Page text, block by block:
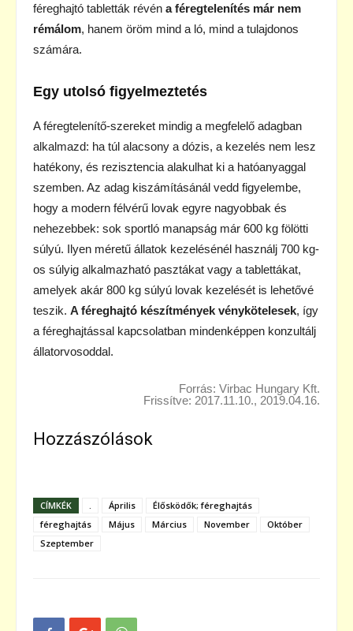
féreghajtó tabletták révén a féregtelenítés már nem
rémálom, hanem öröm mind a ló, mind a tulajdonos
számára.
Egy utolsó figyelmeztetés
A féregtelenítő-szereket mindig a megfelelő adagban
alkalmazd: ha túl alacsony a dózis, a kezelés nem lesz
hatékony, és rezisztencia alakulhat ki a hatóanyaggal
szemben. Az adag kiszámításánál vedd figyelembe,
hogy a modern félvérű lovak egyre nagyobbak és
nehezebbek: sok sportló manapság már 600 kg fölötti
súlyú. Ilyen méretű állatok kezelésénél használj 700 kg-
os súlyig alkalmazható pasztákat vagy a tablettákat,
amelyek akár 800 kg súlyú lovak kezelését is lehetővé
teszik. A féreghajtó készítmények vénykötelesek, így
a féreghajtással kapcsolatban mindenképpen konzultálj
állatorvosoddal.
Forrás: Virbac Hungary Kft.
Frissítve: 2017.11.10., 2019.04.16.
Hozzászólások
CÍMKÉK Április
Élősködők; féreghajtás
féreghajtás
Május Március November
Október
Szeptember